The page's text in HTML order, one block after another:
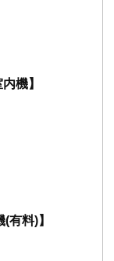
機】
有料)】